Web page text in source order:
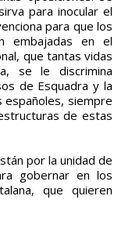
para inocular el
para que los
embajadas en el
que tantas vidas
se le discrimina
de Esquadra y la
siempre
de estas
por la unidad de
gobernar en los
que quieren